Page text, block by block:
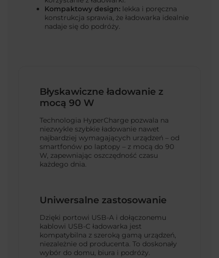
Kompaktowy design: lekka i poręczna
konstrukcja sprawia, że ładowarka idealnie
nadaje się do podróży.
Błyskawiczne ładowanie z
mocą 90 W
Technologia HyperCharge pozwala na
niezwykle szybkie ładowanie nawet
najbardziej wymagających urządzeń – od
smartfonów po laptopy – z mocą do 90
W, zapewniając oszczędność czasu
każdego dnia.
Uniwersalne zastosowanie
Dzięki portowi USB-A i dołączonemu
kablowi USB-C ładowarka jest
kompatybilna z szeroką gamą urządzeń,
niezależnie od producenta. To doskonały
wybór do domu, biura i podróży.